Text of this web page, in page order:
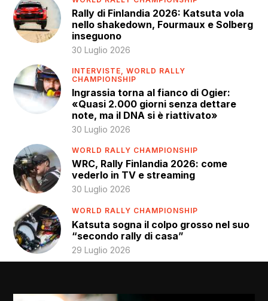
Rally di Finlandia 2026: Katsuta vola
nello shakedown, Fourmaux e Solberg
inseguono
30 Luglio 2026
INTERVISTE,WORLD RALLY
CHAMPIONSHIP
Ingrassia torna al fianco di Ogier:
«Quasi 2.000 giorni senza dettare
note, ma il DNA si è riattivato»
30 Luglio 2026
WORLD RALLY CHAMPIONSHIP
WRC, Rally Finlandia 2026: come
vederlo in TV e streaming
30 Luglio 2026
WORLD RALLY CHAMPIONSHIP
Katsuta sogna il colpo grosso nel suo
“secondo rally di casa”
29 Luglio 2026